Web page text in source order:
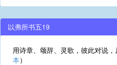
以弗所书五19
用诗章、颂辞、灵歌，彼此对说
本）